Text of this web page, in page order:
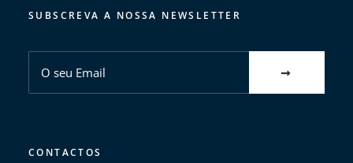
SUBSCREVA A NOSSA NEWSLETTER
CONTACTOS